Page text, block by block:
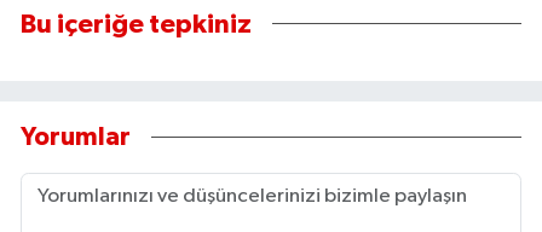
Bu içeriğe tepkiniz
Yorumlar